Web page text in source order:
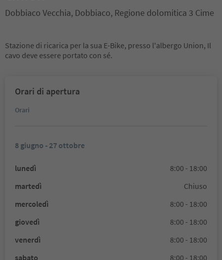
Dobbiaco Vecchia, Dobbiaco, Regione dolomitica 3 Cime
Stazione di ricarica per la sua E-Bike, presso l'albergo Union, Il
cavo deve essere portato con sé.
Orari di apertura
Orari
8 giugno - 27 ottobre
lunedì
8:00 - 18:00
martedì
Chiuso
mercoledì
8:00 - 18:00
giovedì
8:00 - 18:00
venerdì
8:00 - 18:00
sabato
8:00 - 18:00